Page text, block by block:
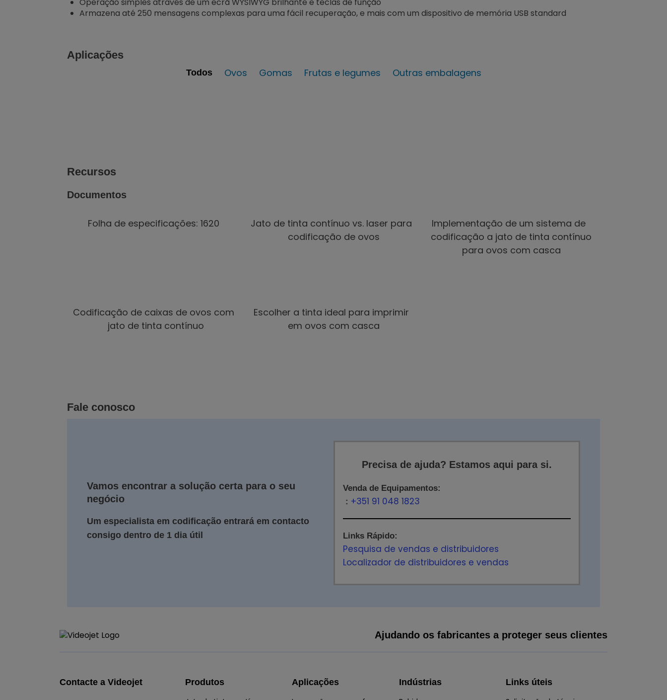
Operação simples através de um ecrã WYSIWYG brilhante e teclas de função
Armazena até 250 mensagens complexas para uma fácil recuperação, e mais com um dispositivo de memória USB standard
Aplicações
Todos Ovos Gomas Frutas e legumes Outras embalagens
Recursos
Documentos
Folha de especificações: 1620
Jato de tinta contínuo vs. laser para
codificação de ovos
Implementação de um sistema de
codificação a jato de tinta contínuo
para ovos com casca
Codificação de caixas de ovos com
jato de tinta contínuo
Escolher a tinta ideal para imprimir
em ovos com casca
Fale conosco
Vamos encontrar a solução certa para o seu
negócio
Um especialista em codificação entrará em contacto
consigo dentro de 1 dia útil
Precisa de ajuda? Estamos aqui para si.
Venda de Equipamentos:
: +351 91 048 1823
Links Rápido:
Pesquisa de vendas e distribuidores
Localizador de distribuidores e vendas
Ajudando os fabricantes a proteger seus clientes
Contacte a Videojet
Produtos
Aplicações
Indústrias
Links úteis